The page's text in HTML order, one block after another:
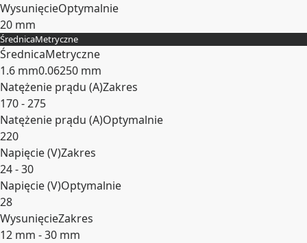
WysunięcieOptymalnie
20 mm
Rozwiń
ŚrednicaMetryczne
ŚrednicaMetryczne
1.6 mm0.06250 mm
Natężenie prądu (A)Zakres
170 - 275
Natężenie prądu (A)Optymalnie
220
Napięcie (V)Zakres
24 - 30
Napięcie (V)Optymalnie
28
WysunięcieZakres
12 mm - 30 mm